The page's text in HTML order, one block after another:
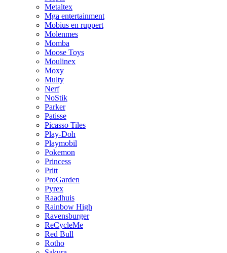
Metaltex
Mga entertainment
Mobius en ruppert
Molenmes
Momba
Moose Toys
Moulinex
Moxy
Multy
Nerf
NoStik
Parker
Patisse
Picasso Tiles
Play-Doh
Playmobil
Pokemon
Princess
Pritt
ProGarden
Pyrex
Raadhuis
Rainbow High
Ravensburger
ReCycleMe
Red Bull
Rotho